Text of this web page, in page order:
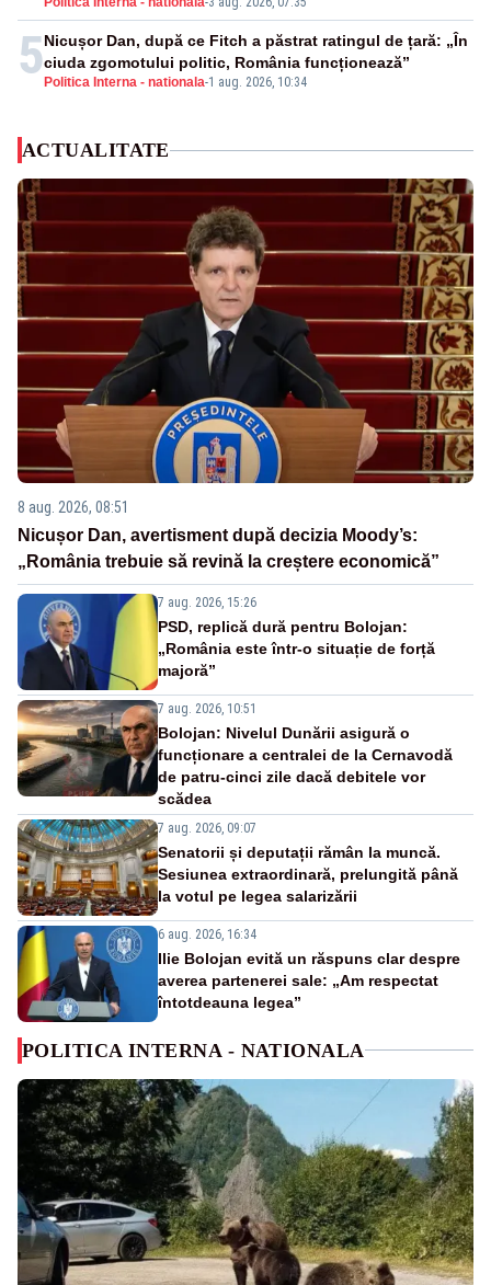
5 Politica Interna - nationala-1 aug. 2026, 10:34
Nicușor Dan, după ce Fitch a păstrat ratingul de țară: „În
ciuda zgomotului politic, România funcționează”
ACTUALITATE
8 aug. 2026, 08:51
Nicușor Dan, avertisment după decizia Moody’s:
„România trebuie să revină la creștere economică”
7 aug. 2026, 15:26
PSD, replică dură pentru Bolojan:
„România este într-o situație de forță
majoră”
7 aug. 2026, 10:51
Bolojan: Nivelul Dunării asigură o
funcționare a centralei de la Cernavodă
de patru-cinci zile dacă debitele vor
scădea
7 aug. 2026, 09:07
Senatorii și deputații rămân la muncă.
Sesiunea extraordinară, prelungită până
la votul pe legea salarizării
6 aug. 2026, 16:34
Ilie Bolojan evită un răspuns clar despre
averea partenerei sale: „Am respectat
întotdeauna legea”
POLITICA INTERNA - NATIONALA